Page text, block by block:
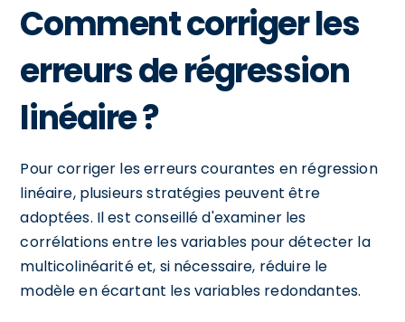
Comment corriger les
erreurs de régression
linéaire ?
Pour corriger les erreurs courantes en régression
linéaire, plusieurs stratégies peuvent être
adoptées. Il est conseillé d'examiner les
corrélations entre les variables pour détecter la
multicolinéarité et, si nécessaire, réduire le
modèle en écartant les variables redondantes.